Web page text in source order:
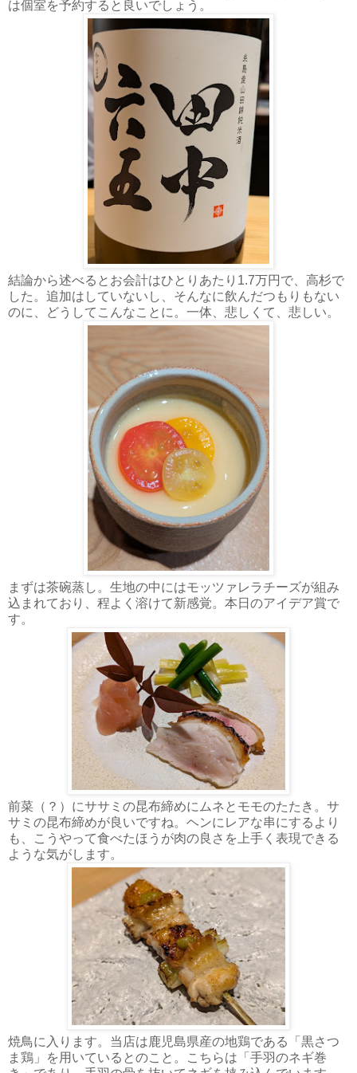
は個室を予約すると良いでしょう。
結論から述べるとお会計はひとりあたり1.7万円で、高杉で
した。追加はしていないし、そんなに飲んだつもりもない
のに、どうしてこんなことに。一体、悲しくて、悲しい。
まずは茶碗蒸し。生地の中にはモッツァレラチーズが組み
込まれており、程よく溶けて新感覚。本日のアイデア賞で
す。
前菜（？）にササミの昆布締めにムネとモモのたたき。サ
サミの昆布締めが良いですね。ヘンにレアな串にするより
も、こうやって食べたほうが肉の良さを上手く表現できる
ような気がします。
焼鳥に入ります。当店は鹿児島県産の地鶏である「黒さつ
ま鶏」を用いているとのこと。こちらは「手羽のネギ巻